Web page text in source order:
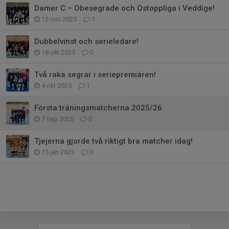
Damer C – Obesegrade och Ostoppliga i Veddige!
15 nov 2025 1
Dubbelvinst och serieledare!
18 okt 2025 0
Två raka segrar i seriepremiären!
4 okt 2025 1
Första träningsmatcherna 2025/26
7 sep 2025 0
Tjejerna gjorde två riktigt bra matcher idag!
15 jan 2023 0